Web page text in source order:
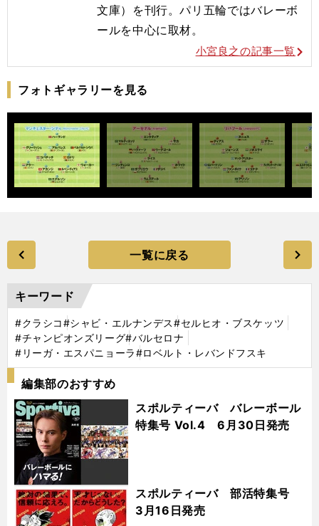
文庫）を刊行。パリ五輪ではバレーボ
ールを中心に取材。
小宮良之の記事一覧
フォトギャラリーを見る
一覧に戻る
キーワード
#クラシコ#シャビ・エルナンデス#セルヒオ・ブスケッツ
#チャンピオンズリーグ#バルセロナ
#リーガ・エスパニョーラ#ロベルト・レバンドフスキ
編集部のおすすめ
スポルティーバ バレーボール
特集号 Vol.4 6月30日発売
スポルティーバ 部活特集号
3月16日発売